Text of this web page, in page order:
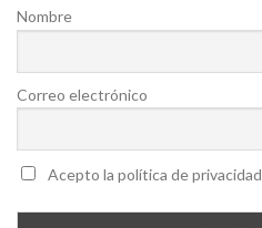
Nombre
Correo electrónico
Acepto la política de privacidad